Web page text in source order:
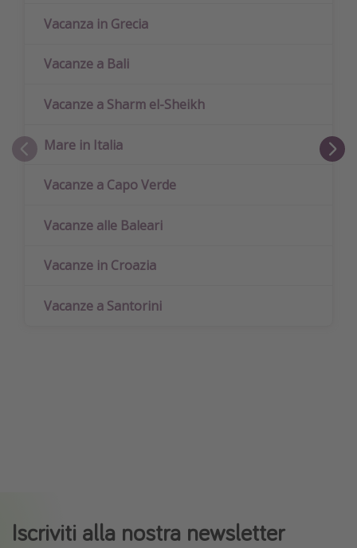
Vacanza in Grecia
Vacanze a Bali
Vacanze a Sharm el-Sheikh
Mare in Italia
Vacanze a Capo Verde
Vacanze alle Baleari
Vacanze in Croazia
Vacanze a Santorini
Iscriviti alla nostra newsletter